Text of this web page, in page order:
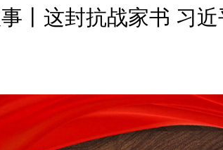
丨这封抗战家书 习